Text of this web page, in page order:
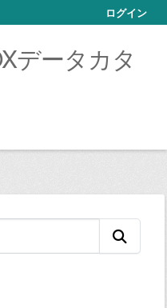
ログイン
データカタ